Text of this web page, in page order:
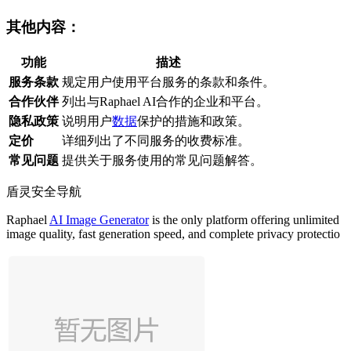
其他内容：
功能
描述
服务条款 规定用户使用平台服务的条款和条件。
合作伙伴 列出与Raphael AI合作的企业和平台。
隐私政策 说明用户数据保护的措施和政策。
定价
详细列出了不同服务的收费标准。
常见问题 提供关于服务使用的常见问题解答。
盾灵安全导航
Raphael AI Image Generatoris the only platform offering unlimited
image quality, fast generation speed, and complete privacy